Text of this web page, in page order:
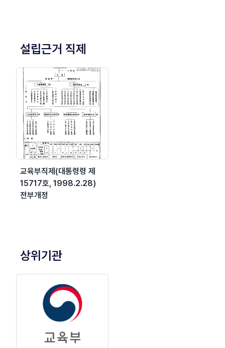
설립근거 직제
교육부직제(대통령령 제
15717호, 1998.2.28)
전부개정
상위기관